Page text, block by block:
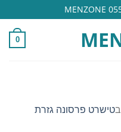
0
בטישרט פרסונה גזרת